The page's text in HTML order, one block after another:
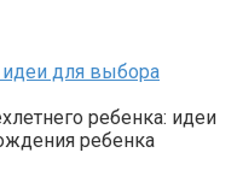
идеи для выбора
ребенка: идеи
ребенка